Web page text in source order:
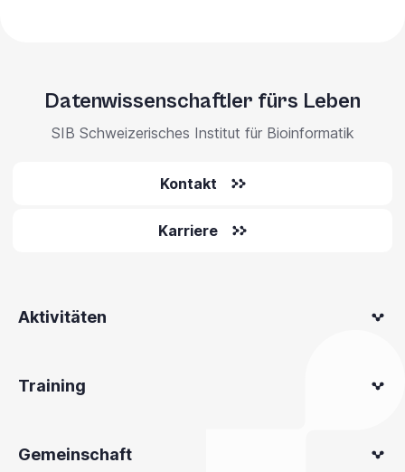
Datenwissenschaftler fürs Leben
SIB Schweizerisches Institut für Bioinformatik
Kontakt
Karriere
Aktivitäten
Training
Gemeinschaft